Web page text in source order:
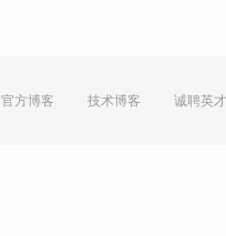
官方博客 技术博客 诚聘英才